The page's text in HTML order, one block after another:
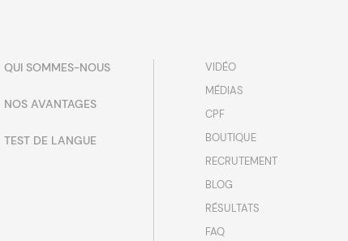
QUI SOMMES-NOUS
NOS AVANTAGES
TEST DE LANGUE
VIDÉO
MÉDIAS
CPF
BOUTIQUE
RECRUTEMENT
BLOG
RÉSULTATS
FAQ